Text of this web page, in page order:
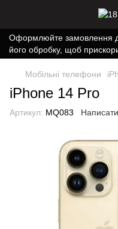
Оформлюйте замовлення
його обробку, щоб
Мобільні телефони
iPhone 14 Pro
Артикул: MQ083 Написати